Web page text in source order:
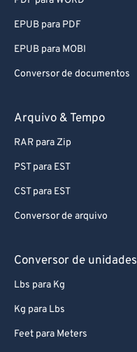
EPUB para PDF
EPUB para MOBI
Conversor de documentos
Arquivo & Tempo
RAR para Zip
PST para EST
CST para EST
Conversor de arquivo
Conversor de unidades
Lbs para Kg
Kg para Lbs
Feet para Meters